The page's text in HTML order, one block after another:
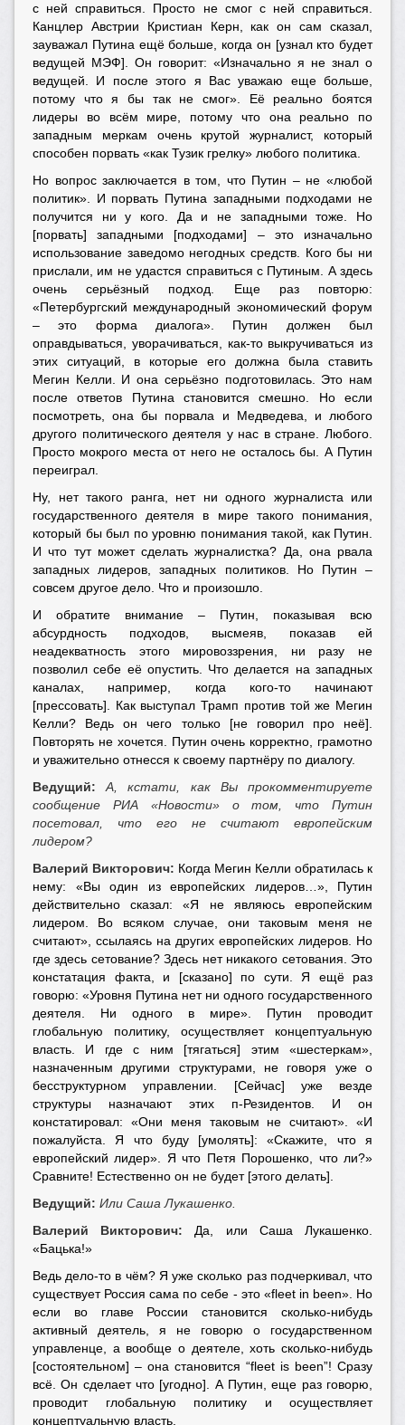
с ней справиться. Просто не смог с ней справиться.
Канцлер Австрии Кристиан Керн, как он сам сказал,
зауважал Путина ещё больше, когда он [узнал кто будет
ведущей МЭФ]. Он говорит: «Изначально я не знал о
ведущей. И после этого я Вас уважаю еще больше,
потому что я бы так не смог». Её реально боятся
лидеры во всём мире, потому что она реально по
западным меркам очень крутой журналист, который
способен порвать «как Тузик грелку» любого политика.
Но вопрос заключается в том, что Путин – не «любой
политик». И порвать Путина западными подходами не
получится ни у кого. Да и не западными тоже. Но
[порвать] западными [подходами] – это изначально
использование заведомо негодных средств. Кого бы ни
прислали, им не удастся справиться с Путиным. А здесь
очень серьёзный подход. Еще раз повторю:
«Петербургский международный экономический форум
– это форма диалога». Путин должен был
оправдываться, уворачиваться, как-то выкручиваться из
этих ситуаций, в которые его должна была ставить
Мегин Келли. И она серьёзно подготовилась. Это нам
после ответов Путина становится смешно. Но если
посмотреть, она бы порвала и Медведева, и любого
другого политического деятеля у нас в стране. Любого.
Просто мокрого места от него не осталось бы. А Путин
переиграл.
Ну, нет такого ранга, нет ни одного журналиста или
государственного деятеля в мире такого понимания,
который бы был по уровню понимания такой, как Путин.
И что тут может сделать журналистка? Да, она рвала
западных лидеров, западных политиков. Но Путин –
совсем другое дело. Что и произошло.
И обратите внимание – Путин, показывая всю
абсурдность подходов, высмеяв, показав ей
неадекватность этого мировоззрения, ни разу не
позволил себе её опустить. Что делается на западных
каналах, например, когда кого-то начинают
[прессовать]. Как выступал Трамп против той же Мегин
Келли? Ведь он чего только [не говорил про неё].
Повторять не хочется. Путин очень корректно, грамотно
и уважительно отнесся к своему партнёру по диалогу.
Ведущий:А, кстати, как Вы прокомментируете
сообщение РИА «Новости» о том, что Путин
посетовал, что его не считают европейским
лидером?
Валерий Викторович: Когда Мегин Келли обратилась к
нему: «Вы один из европейских лидеров…», Путин
действительно сказал: «Я не являюсь европейским
лидером. Во всяком случае, они таковым меня не
считают», ссылаясь на других европейских лидеров. Но
где здесь сетование? Здесь нет никакого сетования. Это
констатация факта, и [сказано] по сути. Я ещё раз
говорю: «Уровня Путина нет ни одного государственного
деятеля. Ни одного в мире». Путин проводит
глобальную политику, осуществляет концептуальную
власть. И где с ним [тягаться] этим «шестеркам»,
назначенным другими структурами, не говоря уже о
бесструктурном управлении. [Сейчас] уже везде
структуры назначают этих п-Резидентов. И он
констатировал: «Они меня таковым не считают». «И
пожалуйста. Я что буду [умолять]: «Скажите, что я
европейский лидер». Я что Петя Порошенко, что ли?»
Сравните! Естественно он не будет [этого делать].
Ведущий: Или Саша Лукашенко.
Валерий Викторович: Да, или Саша Лукашенко.
«Бацька!»
Ведь дело-то в чём? Я уже сколько раз подчеркивал, что
существует Россия сама по себе - это «fleet in been». Но
если во главе России становится сколько-нибудь
активный деятель, я не говорю о государственном
управленце, а вообще о деятеле, хоть сколько-нибудь
[состоятельном] – она становится “fleet is been”! Сразу
всё. Он сделает что [угодно]. А Путин, еще раз говорю,
проводит глобальную политику и осуществляет
концептуальную власть.